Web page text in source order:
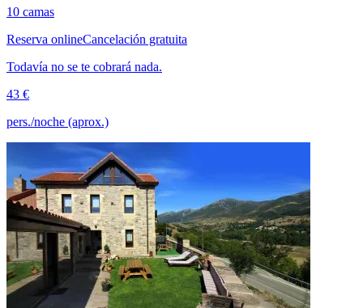
10 camas
Reserva onlineCancelación gratuita
Todavía no se te cobrará nada.
43 €
pers./noche (aprox.)